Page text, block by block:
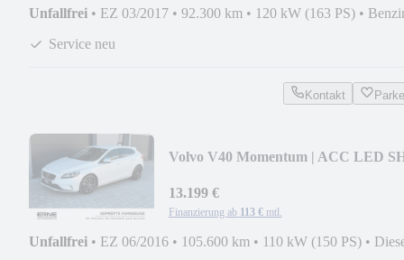
Unfallfrei • EZ 03/2017 • 92.300 km • 120 kW (163 PS) •
Service neu
Kontakt
Volvo V40 Momentum | ACC LED
13.199 €
Finanzierung ab 113 € mtl.
Unfallfrei • EZ 06/2016 • 105.600 km • 110 kW (150 PS) •